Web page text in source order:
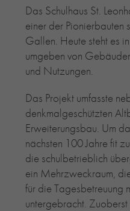
PRIVATKUNDEN
ÜBER UNS
BLOG
Das Schulhaus St.
einer der Pionierbauten
Gallen. Heute steht es
umgeben von
und Nutzungen.
Das Projekt umfasste
denkmalgeschützten
Erweiterungsbau. Um
nächsten 100 Jahre fit
die schulbetrieblich
ein Mehrzweckraum,
für die Tagesbetreuung
untergebracht.